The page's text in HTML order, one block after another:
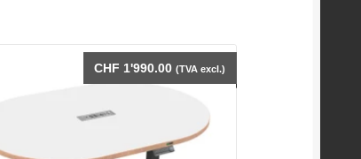
peuvent
être
choisies
page
CHF 1'990.00 (TVA excl.)